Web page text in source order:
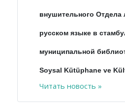
внушительного Отдела
русском языке в
муниципальной
Soysal Kütüphane ve
Читать новость »